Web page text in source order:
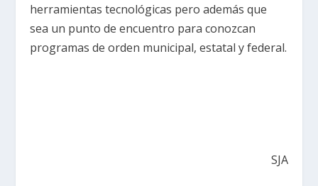
herramientas tecnológicas pero además que
sea un punto de encuentro para conozcan
programas de orden municipal, estatal y federal.
SJA